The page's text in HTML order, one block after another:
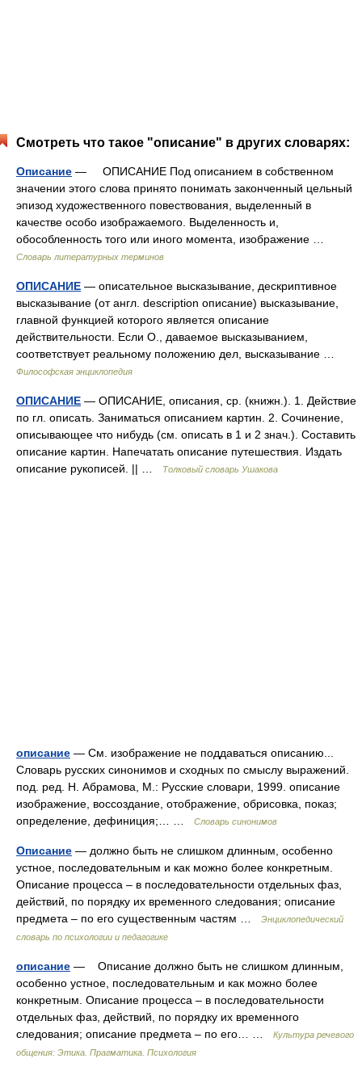
Смотреть что такое "описание" в других словарях:
Описание — ОПИСАНИЕ Под описанием в собственном
значении этого слова принято понимать законченный цельный
эпизод художественного повествования, выделенный в
качестве особо изображаемого. Выделенность и,
обособленность того или иного момента, изображение …
Словарь литературных терминов
ОПИСАНИЕ — описательное высказывание, дескриптивное
высказывание (от англ. description описание) высказывание,
главной функцией которого является описание
действительности. Если О., даваемое высказыванием,
соответствует реальному положению дел, высказывание …
Философская энциклопедия
ОПИСАНИЕ — ОПИСАНИЕ, описания, ср. (книжн.). 1. Действие
по гл. описать. Заниматься описанием картин. 2. Сочинение,
описывающее что нибудь (см. описать в 1 и 2 знач.). Составить
описание картин. Напечатать описание путешествия. Издать
описание рукописей. || …
Толковый словарь Ушакова
описание — См. изображение не поддаваться описанию...
Словарь русских синонимов и сходных по смыслу выражений.
под. ред. Н. Абрамова, М.: Русские словари, 1999. описание
изображение, воссоздание, отображение, обрисовка, показ;
определение, дефиниция;… …
Словарь синонимов
Описание — должно быть не слишком длинным, особенно
устное, последовательным и как можно более конкретным.
Описание процесса – в последовательности отдельных фаз,
действий, по порядку их временного следования; описание
предмета – по его существенным частям …
Энциклопедический
словарь по психологии и педагогике
описание — Описание должно быть не слишком длинным,
особенно устное, последовательным и как можно более
конкретным. Описание процесса – в последовательности
отдельных фаз, действий, по порядку их временного
следования; описание предмета – по его… …
Культура речевого
общения: Этика. Прагматика. Психология